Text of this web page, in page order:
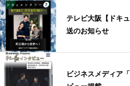
テレビ大阪【ドキ
送のお知らせ
ビジネスメディア